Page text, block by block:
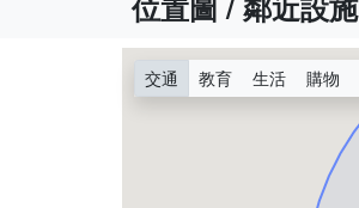
交通 教育 生活 購物